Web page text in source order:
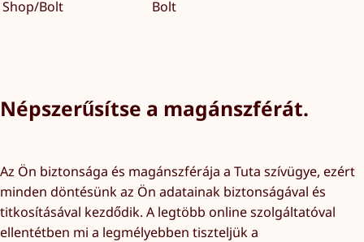
Shop/Bolt
Bolt
Népszerűsítse a magánszférát.
Az Ön biztonsága és magánszférája a Tuta szívügye, ezért
minden döntésünk az Ön adatainak biztonságával és
titkosításával kezdődik. A legtöbb online szolgáltatóval
ellentétben mi a legmélyebben tiszteljük a